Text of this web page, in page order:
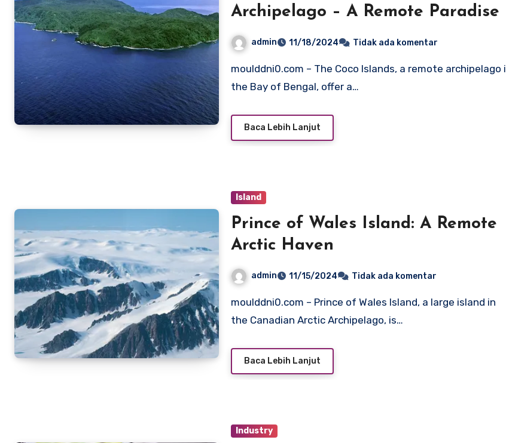
Archipelago – A Remote Paradise
admin 11/18/2024 Tidak ada komentar
moulddni0.com – The Coco Islands, a remote archipelago in
the Bay of Bengal, offer a…
Baca Lebih Lanjut
Island
Prince of Wales Island: A Remote
Arctic Haven
admin 11/15/2024 Tidak ada komentar
moulddni0.com – Prince of Wales Island, a large island in
the Canadian Arctic Archipelago, is…
Baca Lebih Lanjut
Industry